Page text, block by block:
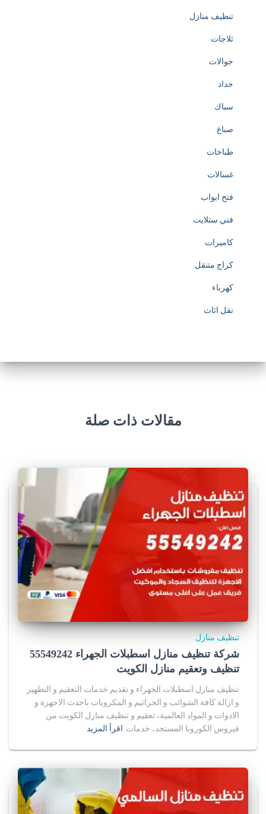
تنظيف منازل
ثلاجات
جوالات
حداد
سباك
صباغ
طباخات
غسالات
فتح ابواب
فني ستلايت
كاميرات
كراج متنقل
كهرباء
نقل اثاث
مقالات ذات صلة
تنظيف منازل
شركة تنظيف منازل اسطبلات الجهراء 55549242
تنظيف وتعقيم منازل الكويت
تنظيف منازل اسطبلات الجهراء و تقديم خدمات التعقيم و التطهير
و ازالة كافة الشوائب و الجراثيم و المكروبات باحدث الاجهزة و
الادوات و المواد العالمية، تعقيم و تنظيف منازل الكويت من
فيروس الكورونا المستجد، خدمات اقرأ المزيد